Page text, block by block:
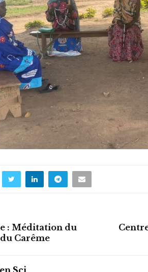
: Méditation du
Carême
Scj